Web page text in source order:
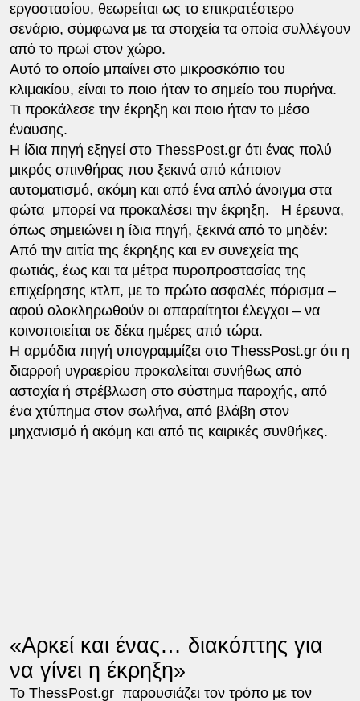
εργοστασίου, θεωρείται ως το επικρατέστερο
σενάριο, σύμφωνα με τα στοιχεία τα οποία συλλέγουν
από το πρωί στον χώρο.
Αυτό το οποίο μπαίνει στο μικροσκόπιο του
κλιμακίου, είναι το ποιο ήταν το σημείο του πυρήνα.
Τι προκάλεσε την έκρηξη και ποιο ήταν το μέσο
έναυσης.
Η ίδια πηγή εξηγεί στο ThessPost.gr ότι ένας πολύ
μικρός σπινθήρας που ξεκινά από κάποιον
αυτοματισμό, ακόμη και από ένα απλό άνοιγμα στα
φώτα μπορεί να προκαλέσει την έκρηξη. Η έρευνα,
όπως σημειώνει η ίδια πηγή, ξεκινά από το μηδέν:
Από την αιτία της έκρηξης και εν συνεχεία της
φωτιάς, έως και τα μέτρα πυροπροστασίας της
επιχείρησης κτλπ, με το πρώτο ασφαλές πόρισμα –
αφού ολοκληρωθούν οι απαραίτητοι έλεγχοι – να
κοινοποιείται σε δέκα ημέρες από τώρα.
Η αρμόδια πηγή υπογραμμίζει στο ThessPost.gr ότι η
διαρροή υγραερίου προκαλείται συνήθως από
αστοχία ή στρέβλωση στο σύστημα παροχής, από
ένα χτύπημα στον σωλήνα, από βλάβη στον
μηχανισμό ή ακόμη και από τις καιρικές συνθήκες.
«Αρκεί και ένας… διακόπτης για
να γίνει η έκρηξη»
Το ThessPost.gr παρουσιάζει τον τρόπο με τον